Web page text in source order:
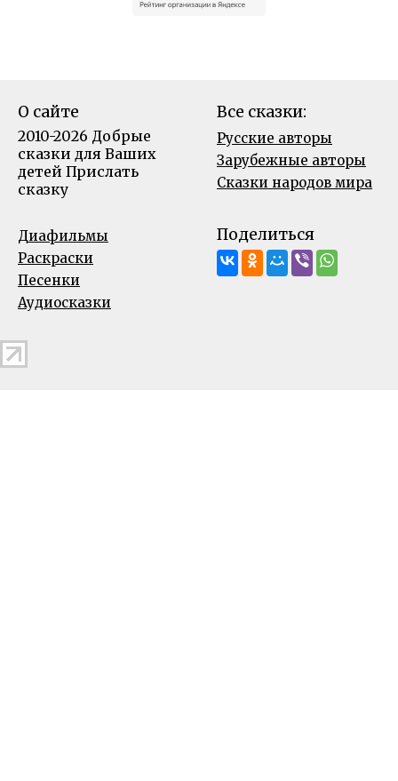
О сайте
2010-2026 Добрые
сказки для Ваших
детей Прислать
сказку
Все сказки:
Русские авторы
Зарубежные авторы
Сказки народов мира
Диафильмы
Раскраски
Песенки
Аудиосказки
Поделиться